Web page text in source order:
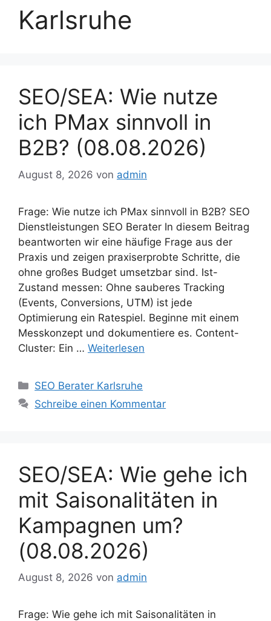
Karlsruhe
SEO/SEA: Wie nutze
ich PMax sinnvoll in
B2B? (08.08.2026)
August 8, 2026 von admin
Frage: Wie nutze ich PMax sinnvoll in B2B? SEO
Dienstleistungen SEO Berater In diesem Beitrag
beantworten wir eine häufige Frage aus der
Praxis und zeigen praxiserprobte Schritte, die
ohne großes Budget umsetzbar sind. Ist-
Zustand messen: Ohne sauberes Tracking
(Events, Conversions, UTM) ist jede
Optimierung ein Ratespiel. Beginne mit einem
Messkonzept und dokumentiere es. Content-
Cluster: Ein … Weiterlesen
Kategorien
SEO Berater Karlsruhe
Schreibe einen Kommentar
SEO/SEA: Wie gehe ich
mit Saisonalitäten in
Kampagnen um?
(08.08.2026)
August 8, 2026 von admin
Frage: Wie gehe ich mit Saisonalitäten in